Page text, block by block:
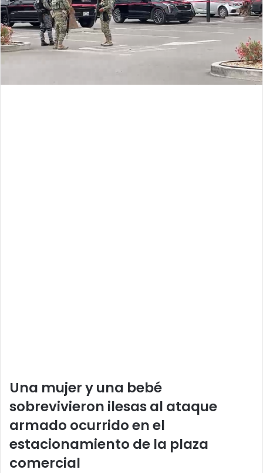
Una mujer y una bebé
sobrevivieron ilesas al ataque
armado ocurrido en el
estacionamiento de la plaza
comercial